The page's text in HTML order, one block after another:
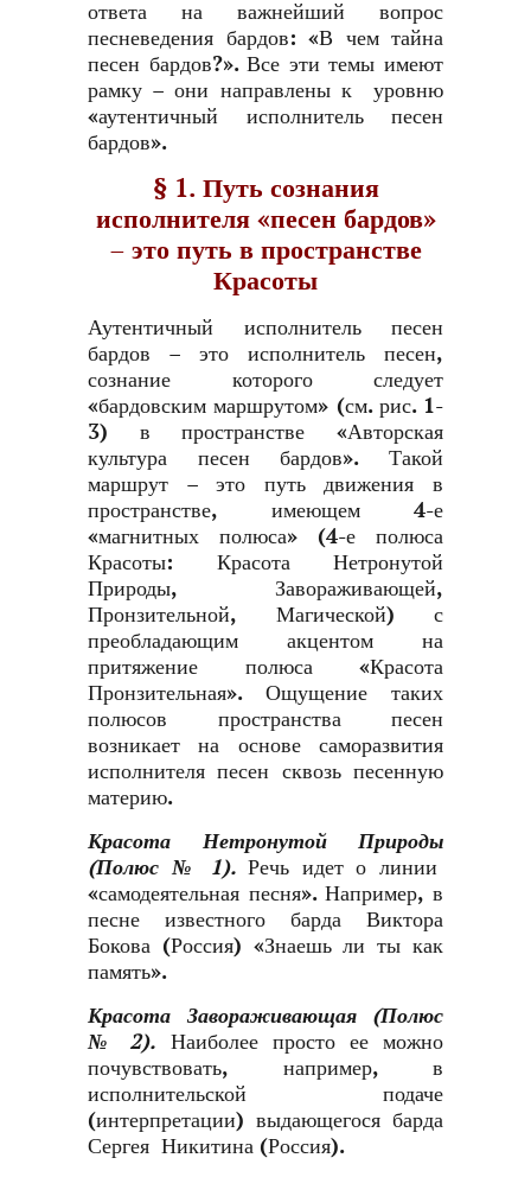
ответа на важнейший вопрос
песневедения бардов: «В чем тайна
песен бардов?». Все эти темы имеют
рамку – они направлены к уровню
«аутентичный исполнитель песен
бардов».
§ 1. Путь сознания
исполнителя «песен бардов»
– это путь в пространстве
Красоты
Аутентичный исполнитель песен
бардов – это исполнитель песен,
сознание которого следует
«бардовским маршрутом» (см. рис. 1-
3) в пространстве «Авторская
культура песен бардов». Такой
маршрут – это путь движения в
пространстве, имеющем 4-е
«магнитных полюса» (4-е полюса
Красоты: Красота Нетронутой
Природы, Завораживающей,
Пронзительной, Магической) с
преобладающим акцентом на
притяжение полюса «Красота
Пронзительная». Ощущение таких
полюсов пространства песен
возникает на основе саморазвития
исполнителя песен сквозь песенную
материю.
Красота Нетронутой Природы
(Полюс № 1).Речь идет о линии
«самодеятельная песня». Например, в
песне известного барда Виктора
Бокова (Россия) «Знаешь ли ты как
память».
Красота Завораживающая (Полюс
№ 2). Наиболее просто ее можно
почувствовать, например, в
исполнительской подаче
(интерпретации) выдающегося барда
Сергея Никитина (Россия).